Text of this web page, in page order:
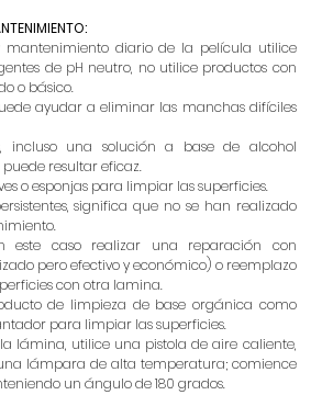
mantenimiento diario de la película utilice
de pH neutro, no utilice productos con
o básico.
ayudar a eliminar las manchas difíciles
incluso una solución a base de alcohol
resultar eficaz.
o esponjas para limpiar las superficies.
significa que no se han realizado
este caso realizar una reparación con
pero efectivo y económico) o reemplazo
con otra lamina.
de limpieza de base orgánica como
para limpiar las superficies.
lámina, utilice una pistola de aire caliente,
lámpara de alta temperatura; comience
un ángulo de 180 grados.